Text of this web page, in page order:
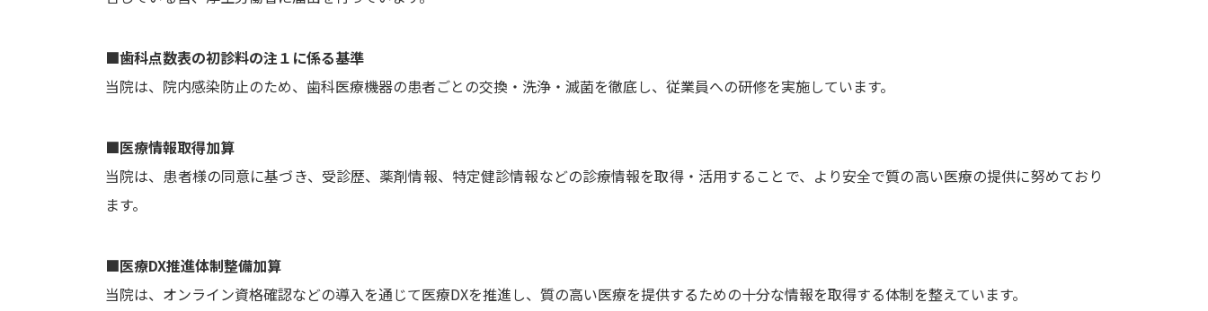
■歯科点数表の初診料の注１に係る基準
当院は、院内感染防止のため、歯科医療機器の患者ごとの交換・洗浄・滅菌を徹底し、従業員への研修を実施しています。
■医療情報取得加算
当院は、患者様の同意に基づき、受診歴、薬剤情報、特定健診情報などの診療情報を取得・活用することで、より安全で質の高い医療の提供に努めており
ます。
■医療DX推進体制整備加算
当院は、オンライン資格確認などの導入を通じて医療DXを推進し、質の高い医療を提供するための十分な情報を取得する体制を整えています。